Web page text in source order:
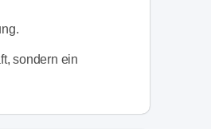
sondern ein